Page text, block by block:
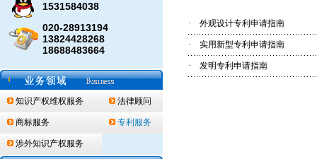
1531584038
020-28913194
13824428268
18688483664
知识产权维权服务 法律顾问
商标服务 专利服务
涉外知识产权服务
· 外观设计专利申请指南
· 实用新型专利申请指南
· 发明专利申请指南